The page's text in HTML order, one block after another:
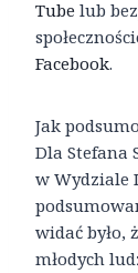
Tube lub
Facebook.
Jak
Dla Stefana
w Wydziale
widać było,
młodych